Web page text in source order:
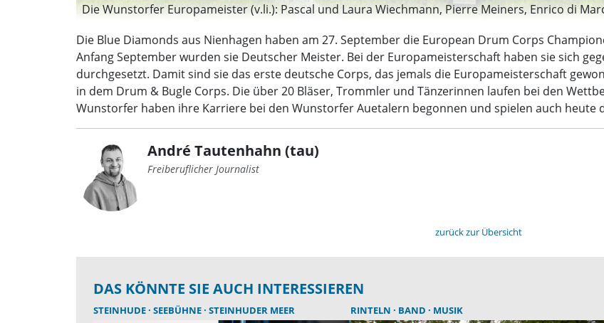
Die Wunstorfer Europameister (v.li.): Pascal und Laura Wiechmann, Pierre Meiners, Enrico di
Die Blue Diamonds aus Nienhagen haben am 27. September die European Drum Corps
Anfang September wurden sie Deutscher Meister. Bei der Europameisterschaft haben sie sich
durchgesetzt. Damit sind sie das erste deutsche Corps, das jemals die Europameisterschaft
in dem Drum & Bugle Corps. Die über 20 Bläser, Trommler und Tänzerinnen laufen bei den
Wunstorfer haben ihre Karriere bei den Wunstorfer Auetalern begonnen und spielen auch heute
André Tautenhahn (tau)
Freiberuflicher Journalist
zurück zur Übersicht
DAS KÖNNTE SIE AUCH INTERESSIEREN
STEINHUDE SEEBÜHNE STEINHUDER MEER RINTELN BAND MUSIK